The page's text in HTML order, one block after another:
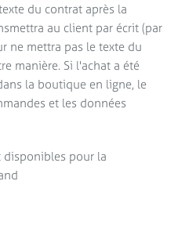
également
des idées et
nos constructions
des abris de
en passant par les
du contrat après la
au client par écrit (par
ne mettra pas le texte du
manière. Si l'achat a été
la boutique en ligne, le
et les données
disponibles pour la